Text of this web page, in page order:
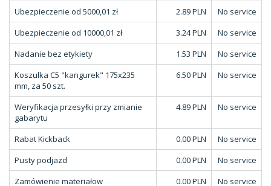
Ubezpieczenie od 5000,01 zł
2.89 PLN
No service
Ubezpieczenie od 10000,01 zł
3.24 PLN
No service
Nadanie bez etykiety
1.53 PLN
No service
Koszulka C5 "kangurek" 175x235
mm, za 50 szt.
6.50 PLN No service
Weryfikacja przesyłki przy zmianie
gabarytu
4.89 PLN No service
Rabat Kickback 0.00 PLN
No service
Pusty podjazd
0.00 PLN
No service
Zamówienie materiałow
0.00 PLN No service